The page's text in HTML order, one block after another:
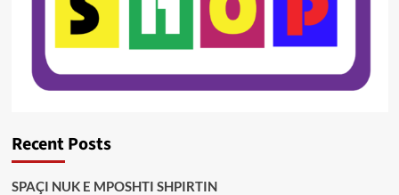
Recent Posts
SPAÇI NUK E MPOSHTI SHPIRTIN